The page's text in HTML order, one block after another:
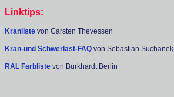
Linktips:
Kranliste von Carsten Thevessen
Kran-und Schwerlast-FAQ von Sebastian Suchanek
RAL Farbliste von Burkhardt Berlin